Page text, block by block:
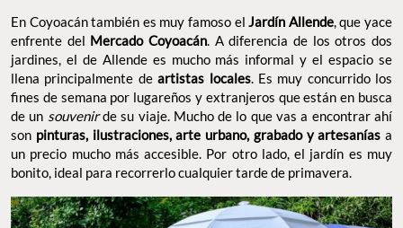
En Coyoacán también es muy famoso elJardín Allende, que yace
enfrente del Mercado Coyoacán. A diferencia de los otros dos
jardines, el de Allende es mucho más informal y el espacio se
llena principalmente deartistas locales. Es muy concurrido los
fines de semana por lugareños y extranjeros que están en busca
de un souvenirde su viaje. Mucho de lo que vas a encontrar ahí
son pinturas, ilustraciones, arte urbano, grabado y artesanías a
un precio mucho más accesible. Por otro lado, el jardín es muy
bonito, ideal para recorrerlo cualquier tarde de primavera.